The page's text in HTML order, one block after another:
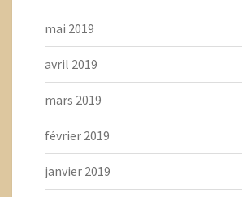
mai 2019
avril 2019
mars 2019
février 2019
janvier 2019